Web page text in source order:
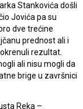
Stankovića došli
Jovića pa su
dve trećine
prednost ali i
rezultat.
ali nisu mogli da
brige u završnici
Reka –